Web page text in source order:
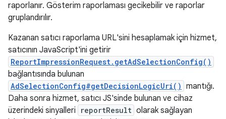
raporlanır. Gösterim raporlaması gecikebilir ve raporlar
gruplandırılır.
Kazanan satıcı raporlama URL'sini hesaplamak için hizmet,
satıcının JavaScript'ini getirir
ReportImpressionRequest.getAdSelectionConfig()
bağlantısında bulunan
AdSelectionConfig#getDecisionLogicUri() mantığı.
Daha sonra hizmet, satıcı JS'sinde bulunan ve cihaz
üzerindeki sinyalleri
reportResult olarak sağlayan